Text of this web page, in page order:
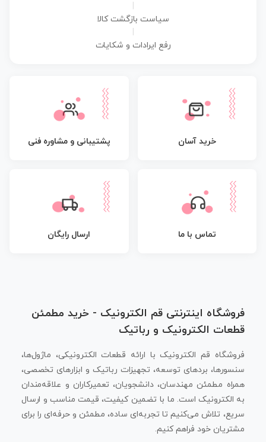
سیاست بازگشت کالا
رفع ایرادات و شکایات
خرید آسان پشتیبانی و مشاوره فنی
تماس با ما ارسال رایگان
فروشگاه اینترنتی قم الکترونیک - خرید مطمئن
قطعات الکترونیک و رباتیک
فروشگاه قم الکترونیک با ارائه قطعات الکترونیکی، ماژول‌ها،
سنسورها، بردهای توسعه، تجهیزات رباتیک و ابزارهای تخصصی،
همراه مطمئن مهندسان، دانشجویان، تعمیرکاران و علاقه‌مندان
به الکترونیک است. ما با تضمین کیفیت، قیمت مناسب و ارسال
سریع، تلاش می‌کنیم تا تجربه‌ای ساده، مطمئن و حرفه‌ای را برای
مشتریان خود فراهم کنیم.